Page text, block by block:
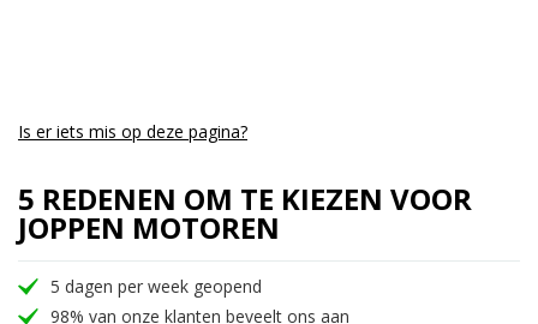
prijzen en beschikbaarheid.
Ik hoop dat deze informatie nuttig voor je is. Als je
nog andere vragen hebt, sta ik klaar om je te
helpen!
Is er iets mis op deze pagina?
5 REDENEN OM TE KIEZEN VOOR
JOPPEN MOTOREN
5 dagen per week geopend
98% van onze klanten beveelt ons aan